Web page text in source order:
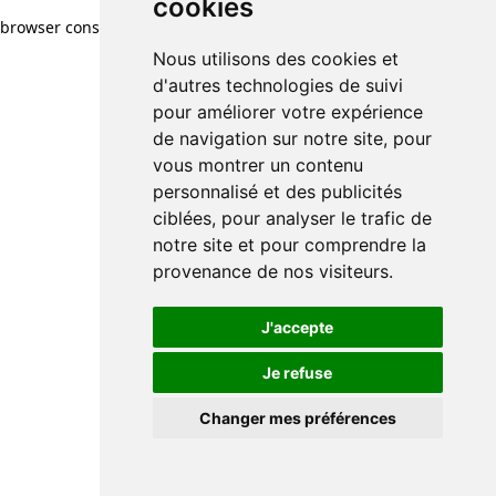
cookies
Nous utilisons des cookies et
d'autres technologies de suivi
pour améliorer votre expérience
de navigation sur notre site, pour
vous montrer un contenu
personnalisé et des publicités
ciblées, pour analyser le trafic de
notre site et pour comprendre la
provenance de nos visiteurs.
J'accepte
Je refuse
Changer mes préférences
browser console for more information)